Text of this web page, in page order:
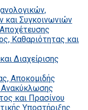
και Συγκοινωνιών
Καθαριότητας και
Διαχείρισης
Αποκομιδής
και Πρασίνου
Υποστήριξης